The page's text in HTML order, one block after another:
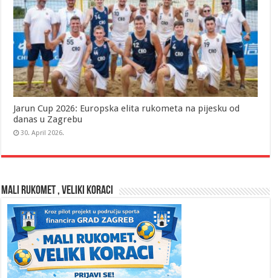
Jarun Cup 2026: Europska elita rukometa na pijesku od
danas u Zagrebu
30. April 2026.
MALI RUKOMET , VELIKI KORACI